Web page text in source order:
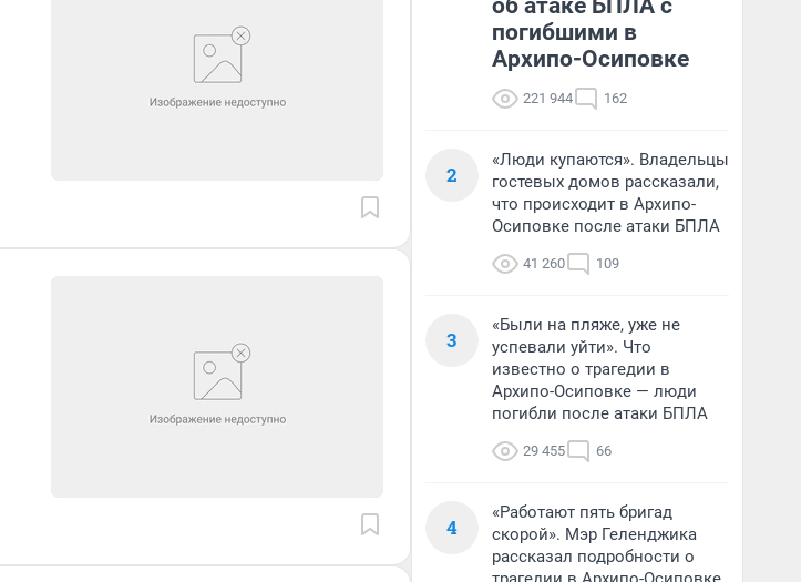
об атаке БПЛА с
погибшими в
Архипо-Осиповке
221 944 162
2
«Люди купаются». Владельцы
гостевых домов рассказали,
что происходит в Архипо-
Осиповке после атаки БПЛА
41 260 109
3
«Были на пляже, уже не
успевали уйти». Что
известно о трагедии в
Архипо-Осиповке — люди
погибли после атаки БПЛА
29 455 66
4
«Работают пять бригад
скорой». Мэр Геленджика
рассказал подробности о